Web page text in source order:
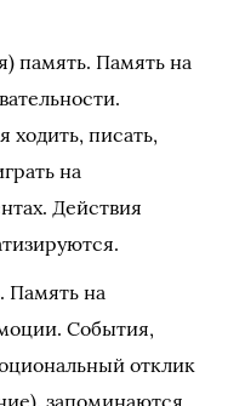
память. Память на
ходить, писать,
на
Действия
Память на
События,
отклик
запоминаются